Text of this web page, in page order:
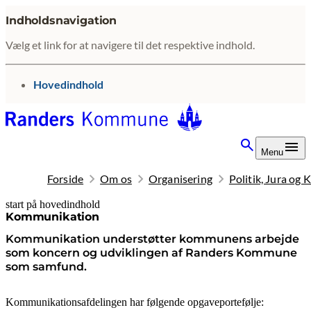
Indholdsnavigation
Vælg et link for at navigere til det respektive indhold.
gå til
Hovedindhold
Menu
Forside Om os Organisering Politik, Jura og
start på hovedindhold
Kommunikation
Kommunikation understøtter kommunens arbejde
som koncern og udviklingen af Randers Kommune
som samfund.
senest opdateret 20. februar 2026
Kommunikationsafdelingen har følgende opgaveportefølje: